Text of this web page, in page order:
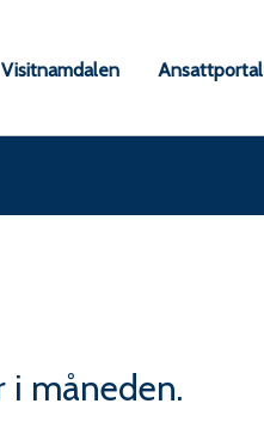
Visitnamdalen Ansattportal
i måneden.